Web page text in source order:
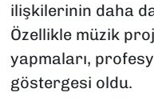
ilişkilerinin daha
Özellikle müzik
yapmaları,
göstergesi oldu.